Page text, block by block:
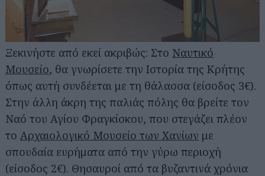
Ξεκινήστε από εκεί ακριβώς: Στο Ναυτικό
Μουσείο, θα γνωρίσετε την Ιστορία της Κρήτης
όπως αυτή συνδέεται με τη θάλασσα (είσοδος 3€).
Στην άλλη άκρη της παλιάς πόλης θα βρείτε τον
Ναό του Αγίου Φραγκίσκου, που στεγάζει πλέον
το Αρχαιολογικό Μουσείο των Χανίων με
σπουδαία ευρήματα από την γύρω περιοχή
(είσοδος 2€). Θησαυροί από τα βυζαντινά χρόνια